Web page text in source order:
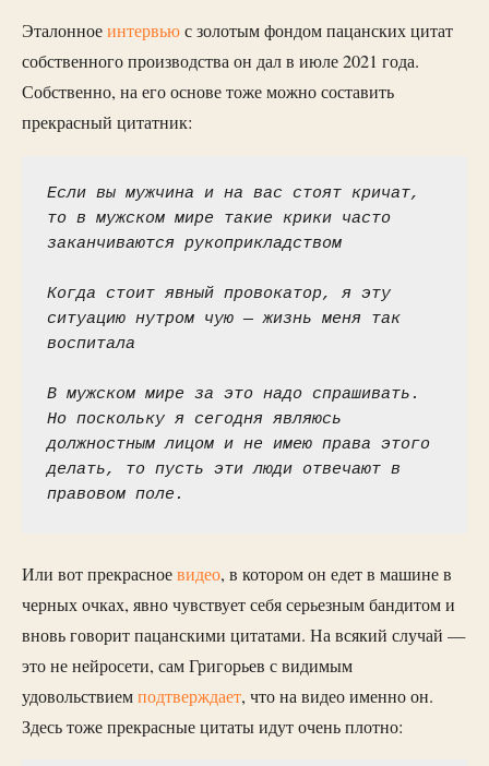
Эталонноеинтервьюс золотым фондом пацанских цитат
собственного производства он дал в июле 2021 года.
Собственно, на его основе тоже можно составить
прекрасный цитатник:
Если вы мужчина и на вас стоят кричат,
то в мужском мире такие крики часто
заканчиваются рукоприкладством
Когда стоит явный провокатор, я эту
ситуацию нутром чую — жизнь меня так
воспитала
В мужском мире за это надо спрашивать.
Но поскольку я сегодня являюсь
должностным лицом и не имею права этого
делать, то пусть эти люди отвечают в
правовом поле.
Или вот прекрасноевидео, в котором он едет в машине в
черных очках, явно чувствует себя серьезным бандитом и
вновь говорит пацанскими цитатами. На всякий случай —
это не нейросети, сам Григорьев с видимым
удовольствиемподтверждает, что на видео именно он.
Здесь тоже прекрасные цитаты идут очень плотно: